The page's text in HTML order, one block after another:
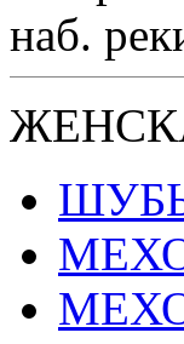
наб.